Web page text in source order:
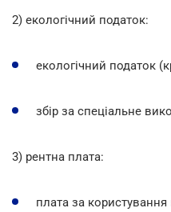
2) екологічний податок:
екологічний податок
збір за спеціальне
3) рентна плата:
плата за